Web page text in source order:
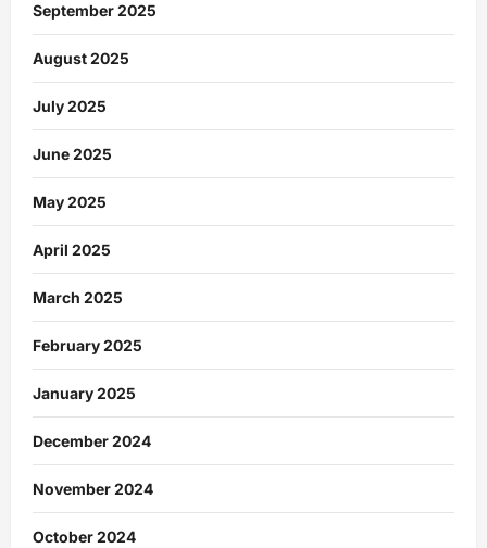
September 2025
August 2025
July 2025
June 2025
May 2025
April 2025
March 2025
February 2025
January 2025
December 2024
November 2024
October 2024